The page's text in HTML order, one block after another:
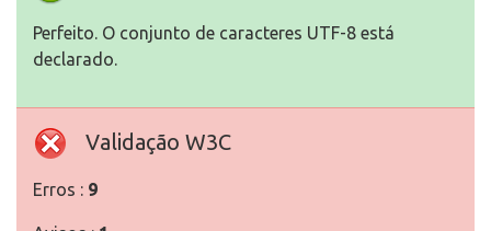
Perfeito. O conjunto de caracteres UTF-8 está
declarado.
Validação W3C
Erros : 9